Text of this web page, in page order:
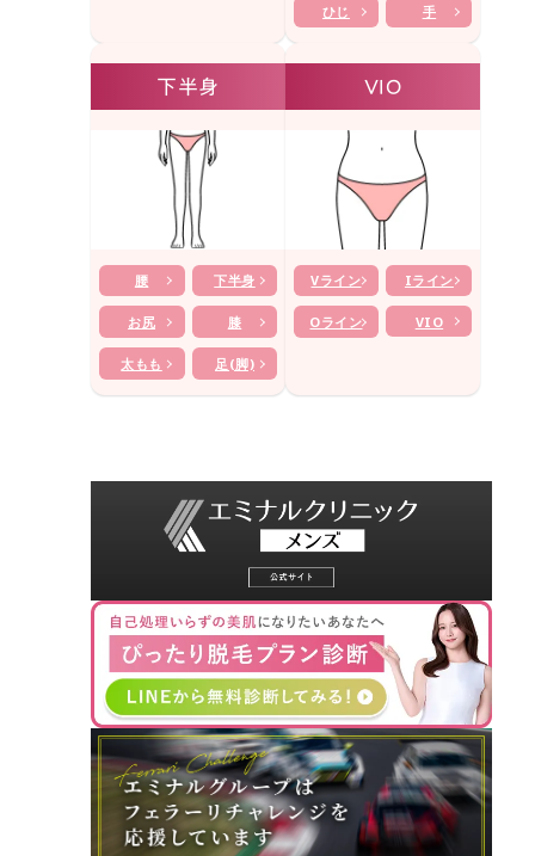
ひじ 手
下半身
腰 下半身
お尻 膝
太もも 足(脚)
VIO
Vライン Iライン
Oライン VIO